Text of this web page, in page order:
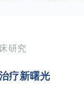
研究
疗新曙光